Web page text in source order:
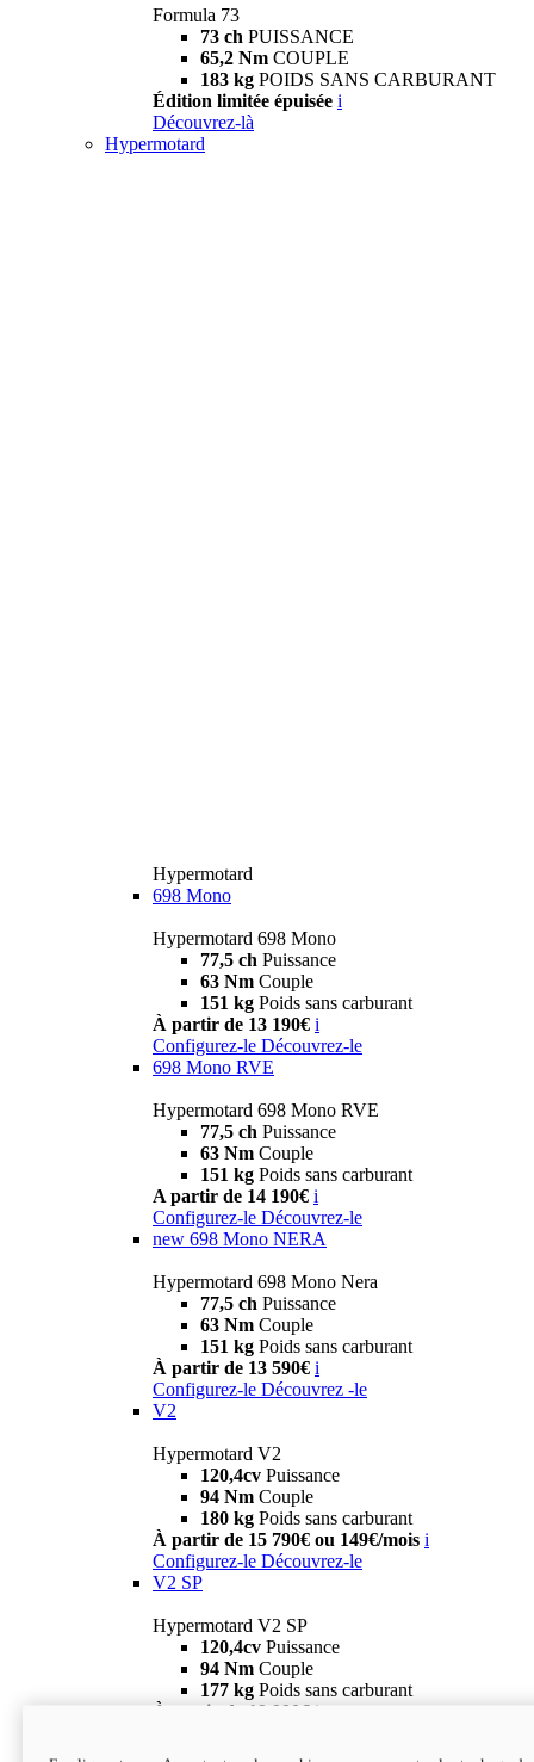
Formula 73
73 ch PUISSANCE
65,2 Nm COUPLE
183 kg POIDS SANS CARBURANT
Édition limitée épuisée i
Découvrez-là
Hypermotard
Hypermotard
698 Mono
Hypermotard 698 Mono
77,5 ch Puissance
63 Nm Couple
151 kg Poids sans carburant
À partir de 13 190€ i
Configurez-le Découvrez-le
698 Mono RVE
Hypermotard 698 Mono RVE
77,5 ch Puissance
63 Nm Couple
151 kg Poids sans carburant
A partir de 14 190€ i
Configurez-le Découvrez-le
new 698 Mono NERA
Hypermotard 698 Mono Nera
77,5 ch Puissance
63 Nm Couple
151 kg Poids sans carburant
À partir de 13 590€ i
Configurez-le Découvrez -le
V2
Hypermotard V2
120,4cv Puissance
94 Nm Couple
180 kg Poids sans carburant
À partir de 15 790€ ou 149€/mois i
Configurez-le Découvrez-le
V2 SP
Hypermotard V2 SP
120,4cv Puissance
94 Nm Couple
177 kg Poids sans carburant
À partir de 19 990€ i
new
V2 SP 100